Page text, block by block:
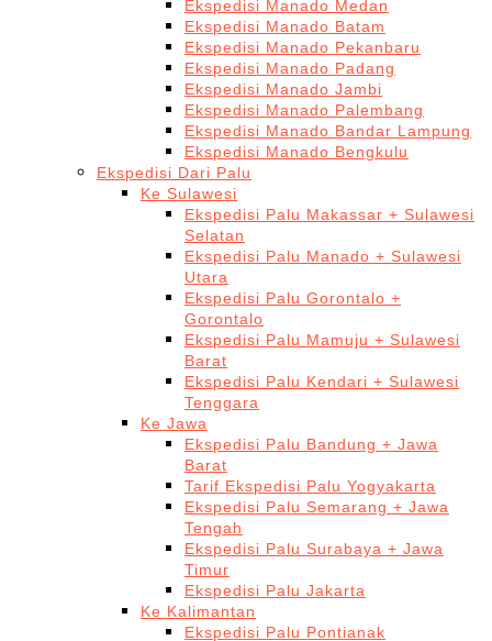
Ekspedisi Manado Medan
Ekspedisi Manado Batam
Ekspedisi Manado Pekanbaru
Ekspedisi Manado Padang
Ekspedisi Manado Jambi
Ekspedisi Manado Palembang
Ekspedisi Manado Bandar Lampung
Ekspedisi Manado Bengkulu
Ekspedisi Dari Palu
Ke Sulawesi
Ekspedisi Palu Makassar + Sulawesi
Selatan
Ekspedisi Palu Manado + Sulawesi
Utara
Ekspedisi Palu Gorontalo +
Gorontalo
Ekspedisi Palu Mamuju + Sulawesi
Barat
Ekspedisi Palu Kendari + Sulawesi
Tenggara
Ke Jawa
Ekspedisi Palu Bandung + Jawa
Barat
Tarif Ekspedisi Palu Yogyakarta
Ekspedisi Palu Semarang + Jawa
Tengah
Ekspedisi Palu Surabaya + Jawa
Timur
Ekspedisi Palu Jakarta
Ke Kalimantan
Ekspedisi Palu Pontianak